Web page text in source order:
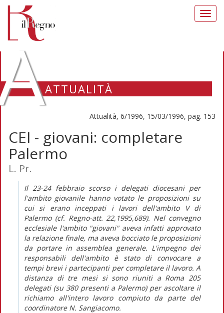
ATTUALITÀ
Attualità, 6/1996, 15/03/1996, pag. 153
CEI - giovani: completare
Palermo
L. Pr.
Il 23-24 febbraio scorso i delegati diocesani per
l'ambito giovanile hanno votato le proposizioni su
cui si erano inceppati i lavori dell'ambito V di
Palermo (cf. Regno-att. 22,1995,689). Nel convegno
ecclesiale l'ambito "giovani" aveva infatti approvato
la relazione finale, ma aveva bocciato le proposizioni
da portare in assemblea generale. L'impegno dei
responsabili dell'ambito è stato di convocare a
tempi brevi i partecipanti per completare il lavoro. A
distanza di tre mesi si sono riuniti a Roma 205
delegati (su 380 presenti a Palermo) per ascoltare il
richiamo all'intero lavoro compiuto da parte del
coordinatore N. Sangiacomo.